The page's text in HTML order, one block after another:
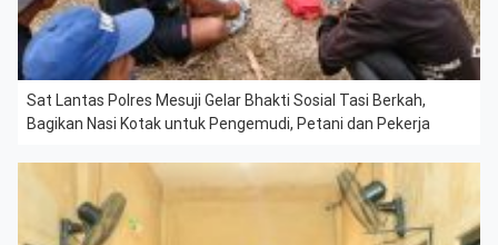
Sat Lantas Polres Mesuji Gelar Bhakti Sosial Tasi Berkah,
Bagikan Nasi Kotak untuk Pengemudi, Petani dan Pekerja